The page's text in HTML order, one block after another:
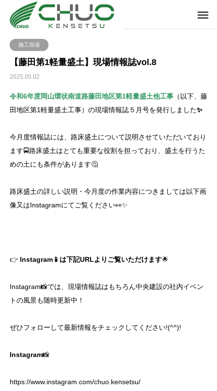
施工現場
【藤田第1軽量盛土】現場情報誌vol.8
2025.05.02
令和6年度岡山環状南道路藤田地区第1軽量盛土他工事 （以下、藤
田地区第1軽量盛土工事）の現場情報誌５月号を発行しました✨
今月度情報誌には、路床盛土について説明させていただいており
ます🚍路床盛土はとても重要な役割を担っており、盛土を行うた
めの土にも条件があります🤔
路床盛土の詳しい説明・今月度の作業内容につきましては以下画
像又はInstagramにてご覧ください👀✨
👉 Instagram📱は下記URLよりご覧いただけます🌟
Instagram📸では、現場情報誌はもちろん中央建設の社内イベン
トの風景も随時更新中！
ぜひフォローして最新情報をチェックしてください!(^^)!
Instagram📸
https://www.instagram.com/chuo.kensetsu/